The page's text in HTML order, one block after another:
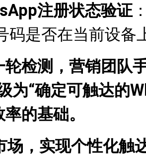
注册状态验证
码是否在当前设备
轮检测，营销团队
为“确定可触达的
的基础。
场，实现个性化触